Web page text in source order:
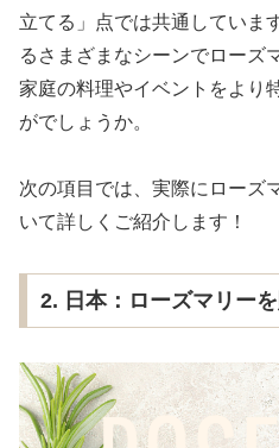
立てる」点では共通していま
るさまざまなシーンでローズ
家庭の料理やイベントをより
がでしょうか。
次の項目では、実際にローズ
いて詳しくご紹介します！
2. 日本：ローズマリー